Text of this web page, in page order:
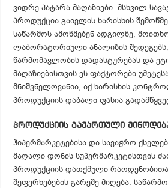
ვიდრე პატარა მაღაზიები. მსხვილ
პროდუქცია გაივლის ხარისხის
საწარმოს ამოწმებენ ადგილზე,
ლაბორატორიული ანალიზის
წარმომავლობის დადასტურებას და
მაღაზიებისთვის ეს ფაქტორები
მნიშვნელოვანია, აქ ხარისხის
პროდუქციის დაბალი ფასია
პროდუქციის გამართული
ჰიპერმარკეტებისა და სავაჭრო
მაღალი დონის სუპერმარკეტისთვის
პროდუქციის დათქმული
შეფერხებების გარეშე მიღება.